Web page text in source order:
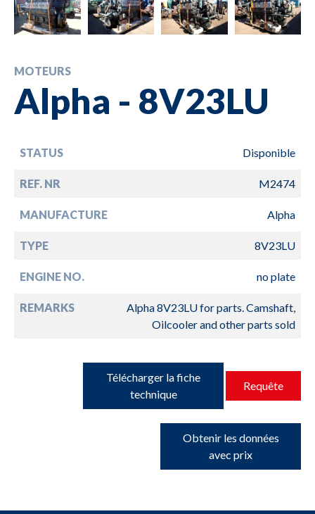
MOTEURS
Alpha - 8V23LU
STATUS Disponible
REF. NR M2474
MANUFACTURE Alpha
TYPE 8V23LU
ENGINE NO. no plate
REMARKS
Alpha 8V23LU for parts. Camshaft,
Oilcooler and other parts sold
Télécharger la fiche
technique
Requête
Obtenir les données
avec prix